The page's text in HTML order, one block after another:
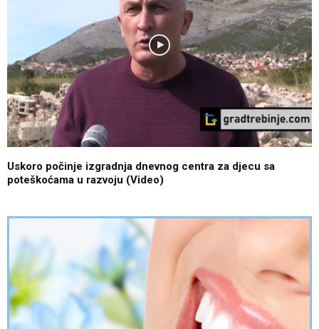
Uskoro počinje izgradnja dnevnog centra za djecu sa
poteškoćama u razvoju (Video)